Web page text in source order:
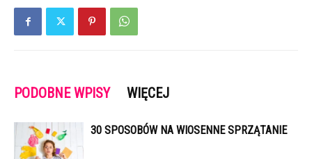
PODOBNE WPISY WIĘCEJ
30 SPOSOBÓW NA WIOSENNE SPRZĄTANIE